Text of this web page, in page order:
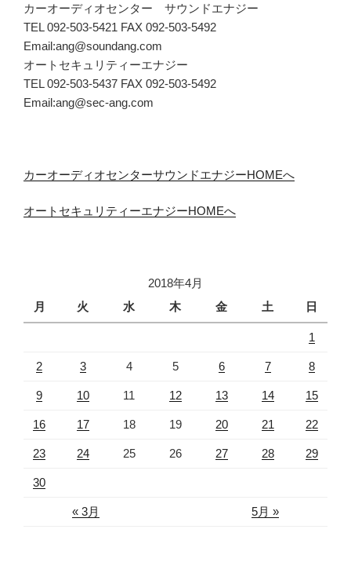
カーオーディオセンター サウンドエナジー
TEL 092-503-5421 FAX 092-503-5492
Email:ang@soundang.com
オートセキュリティーエナジー
TEL 092-503-5437 FAX 092-503-5492
Email:ang@sec-ang.com
カーオーディオセンターサウンドエナジーHOMEへ
オートセキュリティーエナジーHOMEへ
2018年4月
月
火 水 木 金 土 日
« 3月 5月 »
1
2 3 4 5 6 7 8
9 10 11 12 13 14 15
16 17 18 19 20 21 22
23 24 25 26 27 28 29
30